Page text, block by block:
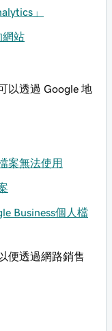
」
網站
以透過 Google 地
案無法使用
Business個人檔
便透過網路銷售